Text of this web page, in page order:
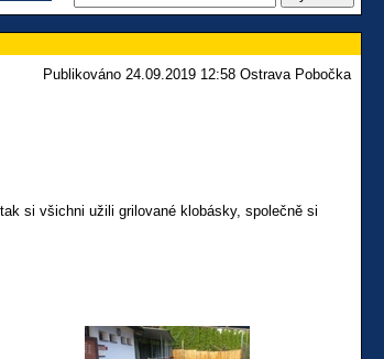
Publikováno 24.09.2019 12:58 Ostrava Pobočka
si všichni užili grilované klobásky, společně si